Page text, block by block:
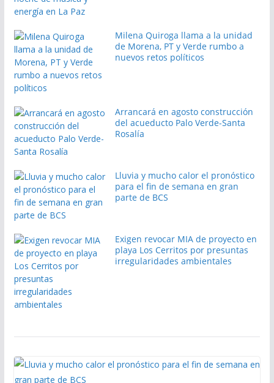
Milena Quiroga llama a la unidad
de Morena, PT y Verde rumbo a
nuevos retos políticos
Arrancará en agosto construcción
del acueducto Palo Verde-Santa
Rosalía
Lluvia y mucho calor el pronóstico
para el fin de semana en gran
parte de BCS
Exigen revocar MIA de proyecto en
playa Los Cerritos por presuntas
irregularidades ambientales